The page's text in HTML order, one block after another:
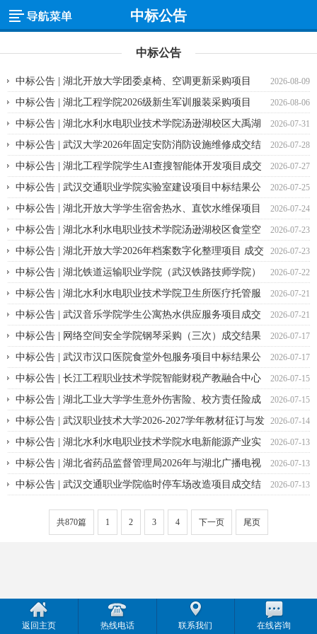
中标公告
中标公告
2026-08-09
中标公告 | 湖北开放大学团委桌椅、空调更新采购项目
（三次） 成交结果公告
2026-08-06
中标公告 | 湖北工程学院2026级新生军训服装采购项目
（二次）成交结果公告
2026-07-31
中标公告 | 湖北水利水电职业技术学院汤逊湖校区大禹湖
西南两侧湖堤护坡加固项目 成交结果公告
2026-07-28
中标公告 | 武汉大学2026年固定安防消防设施维修成交结
果公告
2026-07-27
中标公告 | 湖北工程学院学生AI查搜智能体开发项目成交
结果公告
2026-07-25
中标公告 | 武汉交通职业学院实验室建设项目中标结果公
告
2026-07-24
中标公告 | 湖北开放大学学生宿舍热水、直饮水维保项目
成交结果公告
2026-07-23
中标公告 | 湖北水利水电职业技术学院汤逊湖校区食堂空
闲楼层整修 成交结果公告
2026-07-23
中标公告 | 湖北开放大学2026年档案数字化整理项目 成交
结果公告
2026-07-22
中标公告 | 湖北铁道运输职业学院（武汉铁路技师学院）
2026年校园零星维修维护项目 ​成交结果公告
2026-07-21
中标公告 | 湖北水利水电职业技术学院卫生所医疗托管服
务采购项目 成交结果公告
2026-07-21
中标公告 | 武汉音乐学院学生公寓热水供应服务项目成交
结果公告
2026-07-17
中标公告 | 网络空间安全学院钢琴采购（三次）成交结果
公告
2026-07-17
中标公告 | 武汉市汉口医院食堂外包服务项目中标结果公
告
2026-07-15
中标公告 | 长江工程职业技术学院智能财税产教融合中心
（第二期）第二次 成交结果公告
2026-07-15
中标公告 | 湖北工业大学学生意外伤害险、校方责任险成
交结果公告
2026-07-14
中标公告 | 武汉职业技术大学2026-2027学年教材征订与发
放服务成交结果公告
2026-07-13
中标公告 | 湖北水利水电职业技术学院水电新能源产业实
训室装修建设 成交结果公告
2026-07-13
中标公告 | 湖北省药品监督管理局2026年与湖北广播电视
台湖北电视综合频道宣传合作项目成交结果公告
2026-07-13
中标公告 | 武汉交通职业学院临时停车场改造项目成交结
共870篇 1 2 3 4 下一页 尾页
返回主页 热线电话 联系我们 在线咨询